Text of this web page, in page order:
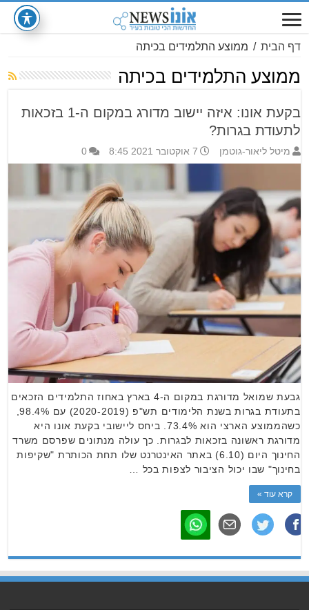
דף הבית / ממוצע התלמידים בכיתה
ממוצע התלמידים בכיתה
בקעת אונו: איזה יישוב מדורג במקום ה-1 בזכאות
לתעודת בגרות?
מיטל ליאור-גוטמן 7 אוקטובר 2021 8:45 0
גבעת שמואל מדורגת במקום ה-4 בארץ באחוז התלמידים הזכאים
בתעודת בגרות בשנת הלימודים תש"פ (2020-2019) עם 98.4%,
כשהממוצע הארצי הוא 73.4%. ביחס ליישובי בקעת אונו היא
מדורגת ראשונה בזכאות לבגרות. כך עולה מנתונים שפרסם משרד
החינוך היום (6.10) באתר האינטרנט שלו תחת הכותרת "שקיפות
בחינוך" שבו יכול הציבור לצפות בכל …
קרא עוד »